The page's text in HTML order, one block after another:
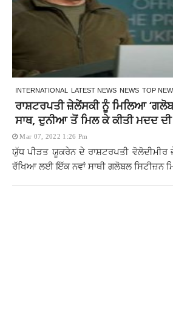
INTERNATIONAL LATEST NEWS NEWS TOP
ਰਾਸ਼ਟਰਪਤੀ ਜ਼ੇਲੇਂਸਕੀ ਨੂੰ ਮਿਲਿਆ
ਸਾਥ, ਦੁਨੀਆ ਤੋਂ ਮਿਲ ਕੇ ਕੀਤੀ ਮਦਦ
Mar 07, 2022 1:26 Pm
ਯੁੱਧ ਪੀੜਤ ਯੂਕਰੇਨ ਦੇ ਰਾਸ਼ਟਰਪਤੀ
ਰੱਖਿਆ ਲਈ ਇੱਕ ਨਵਾਂ ਸਾਥੀ ਗਲੋਬਲ ਸਿਟੀਜ਼ਨ